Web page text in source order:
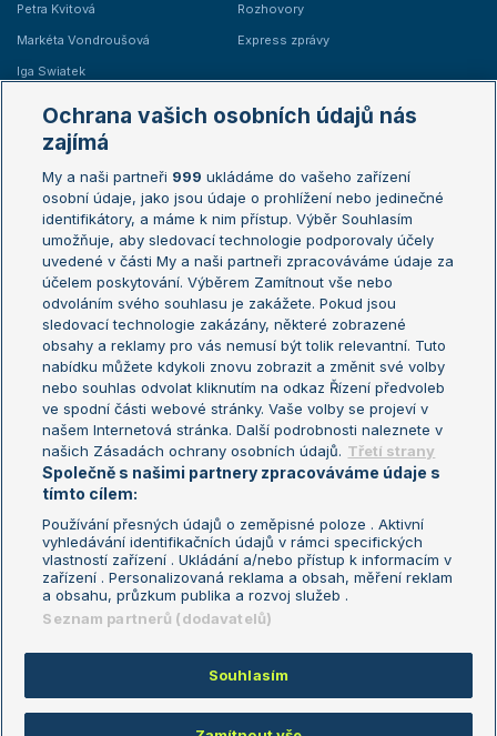
Petra Kvitová
Markéta Vondroušová
Iga Swiatek
Rozhovory
Express zprávy
Žebříčky
Žebříček ATP (muži)
Žebříček WTA (ženy)
Sázkařský žebříček
Australian Open
French Open
Wimbledon
US Open
Turnaj mistrů
Turnaj mistryň
Aktualní trendy
Fotbalové přestupy
Livesport Daily
LS Prague Open
Podmínky užití
Nastavení soukromí
GDPR a žurnalistika
Reklama
Kontakt
Informace o zpracování osobních
údajů
Copyright © 2008-2026 TenisPortal.cz. Využíváme zpravodajství ČTK.
Ochrana vašich osobních údajů nás
zajímá
My a naši partneři 999 ukládáme do vašeho zařízení
osobní údaje, jako jsou údaje o prohlížení nebo jedinečné
identifikátory, a máme k nim přístup. Výběr Souhlasím
umožňuje, aby sledovací technologie podporovaly účely
uvedené v části My a naši partneři zpracováváme údaje za
účelem poskytování. Výběrem Zamítnout vše nebo
odvoláním svého souhlasu je zakážete. Pokud jsou
sledovací technologie zakázány, některé zobrazené
obsahy a reklamy pro vás nemusí být tolik relevantní. Tuto
nabídku můžete kdykoli znovu zobrazit a změnit své volby
nebo souhlas odvolat kliknutím na odkaz Řízení předvoleb
ve spodní části webové stránky. Vaše volby se projeví v
našem Internetová stránka. Další podrobnosti naleznete v
našich Zásadách ochrany osobních údajů. Třetí strany
Společně s našimi partnery zpracováváme údaje s
tímto cílem:
Používání přesných údajů o zeměpisné poloze . Aktivní
vyhledávání identifikačních údajů v rámci specifických
vlastností zařízení . Ukládání a/nebo přístup k informacím v
zařízení . Personalizovaná reklama a obsah, měření reklam
a obsahu, průzkum publika a rozvoj služeb .
Seznam partnerů (dodavatelů)
Souhlasím